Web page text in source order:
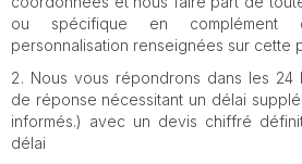
ou spécifique en complément
personnalisation renseignées sur cette
Nous vous répondrons dans les 24
de réponse nécessitant un délai
informés.) avec un devis chiffré
délai